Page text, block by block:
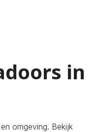
in
omgeving. Bekijk